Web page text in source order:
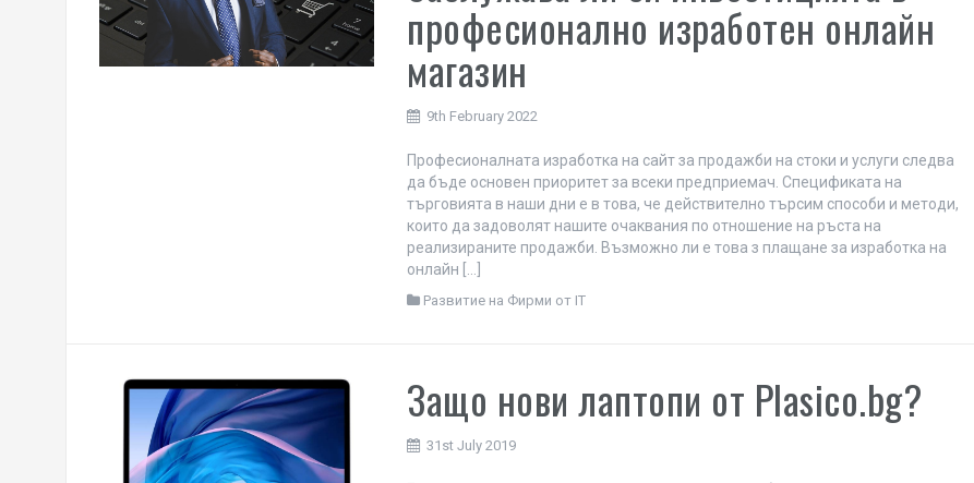
професионално изработен онлайн
магазин
9th February 2022
Професионалната изработка на сайт за продажби на стоки и услуги следва
да бъде основен приоритет за всеки предприемач. Спецификата на
търговията в наши дни е в това, че действително търсим способи и методи,
които да задоволят нашите очаквания по отношение на ръста на
реализираните продажби. Възможно ли е това з плащане за изработка на
онлайн […]
Развитие на Фирми от IT
Защо нови лаптопи от Plasico.bg?
31st July 2019